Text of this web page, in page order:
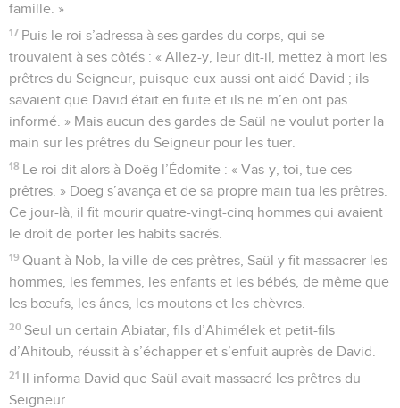
famille. »
17 Puis le roi s’adressa à ses gardes du corps, qui se
trouvaient à ses côtés : « Allez-y, leur dit-il, mettez à mort les
prêtres du Seigneur, puisque eux aussi ont aidé David ; ils
savaient que David était en fuite et ils ne m’en ont pas
informé. » Mais aucun des gardes de Saül ne voulut porter la
main sur les prêtres du Seigneur pour les tuer.
18 Le roi dit alors à Doëg l’Édomite : « Vas-y, toi, tue ces
prêtres. » Doëg s’avança et de sa propre main tua les prêtres.
Ce jour-là, il fit mourir quatre-vingt-cinq hommes qui avaient
le droit de porter les habits sacrés.
19 Quant à Nob, la ville de ces prêtres, Saül y fit massacrer les
hommes, les femmes, les enfants et les bébés, de même que
les bœufs, les ânes, les moutons et les chèvres.
20 Seul un certain Abiatar, fils d’Ahimélek et petit-fils
d’Ahitoub, réussit à s’échapper et s’enfuit auprès de David.
21 Il informa David que Saül avait massacré les prêtres du
Seigneur.